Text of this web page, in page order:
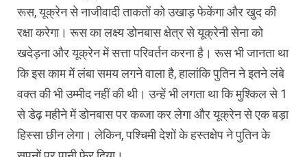
रूस, यूक्रेन से नाजीवादी ताकतों को उखाड़ फेकेंगा और खुद की
रक्षा करेगा। रूस का लक्ष्य डोनबास क्षेत्र से यूक्रेनी सेना को
खदेड़ना और यूक्रेन में सत्ता परिवर्तन करना है। रूस भी जानता था
कि इस काम में लंबा समय लगने वाला है, हालांकि पुतिन ने इतने लंबे
वक्त की भी उम्मीद नहीं की थी। उन्हें भी लगता था कि मुश्किल से 1
से डेढ़ महीने में डोनबास पर कब्जा कर लेगा और यूक्रेन से एक बड़ा
हिस्सा छीन लेगा। लेकिन, पश्चिमी देशों के हस्तक्षेप ने पुतिन के